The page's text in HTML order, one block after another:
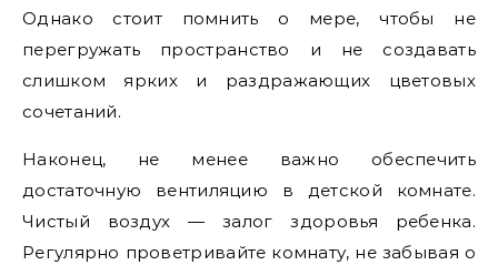
Однако стоит помнить о мере, чтобы не
перегружать пространство и не создавать
слишком ярких и раздражающих цветовых
сочетаний.
Наконец, не менее важно обеспечить
достаточную вентиляцию в детской комнате.
Чистый воздух — залог здоровья ребенка.
Регулярно проветривайте комнату, не забывая о